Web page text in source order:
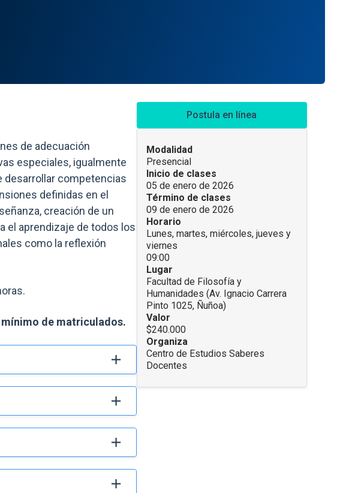
de adecuación
especiales, igualmente
desarrollar competencias
definidas en el
creación de un
el aprendizaje de todos los
como la reflexión
de matriculados.
Accesos directos
Postula en línea
INFORMACIÓN DEL CURSO
Modalidad
Presencial
Inicio de clases
05 de enero de 2026
Término de clases
09 de enero de 2026
Horario
Lunes, martes, miércoles, jueves y
viernes
09:00
Lugar
Facultad de Filosofía y
Humanidades (Av. Ignacio Carrera
Pinto 1025, Ñuñoa)
Valor
$240.000
Organiza
Centro de Estudios Saberes
Docentes
Enlaces y documentos de interes